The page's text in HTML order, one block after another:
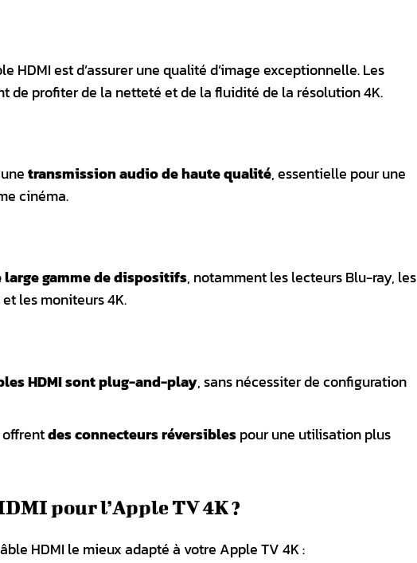
HDMI est d’assurer une qualité d’image exceptionnelle. Les
de profiter de la netteté et de la fluidité de la résolution 4K.
transmission audio de haute qualité, essentielle pour une
cinéma.
large gamme de dispositifs, notamment les lecteurs Blu-ray, les
les moniteurs 4K.
HDMI sont plug-and-play, sans nécessiter de configuration
offrentdes connecteurs réversiblespour une utilisation plus
pour l’Apple TV 4K ?
HDMI le mieux adapté à votre Apple TV 4K :